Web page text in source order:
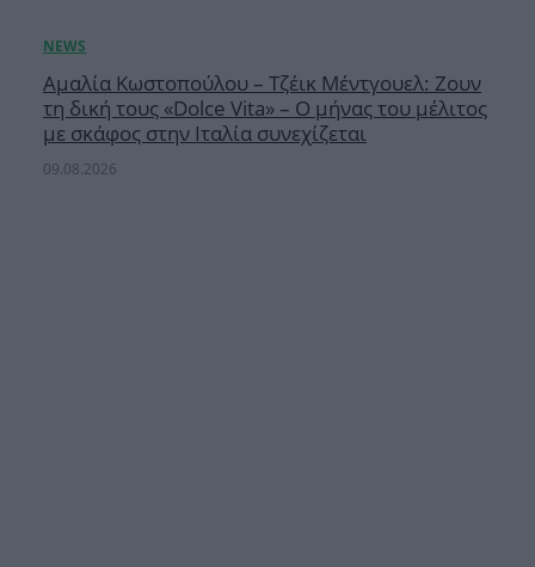
Αμαλία Κωστοπούλου – Τζέικ Μέντγουελ: Ζουν
τη δική τους «Dolce Vita» – Ο μήνας του μέλιτος
με σκάφος στην Ιταλία συνεχίζεται
09.08.2026